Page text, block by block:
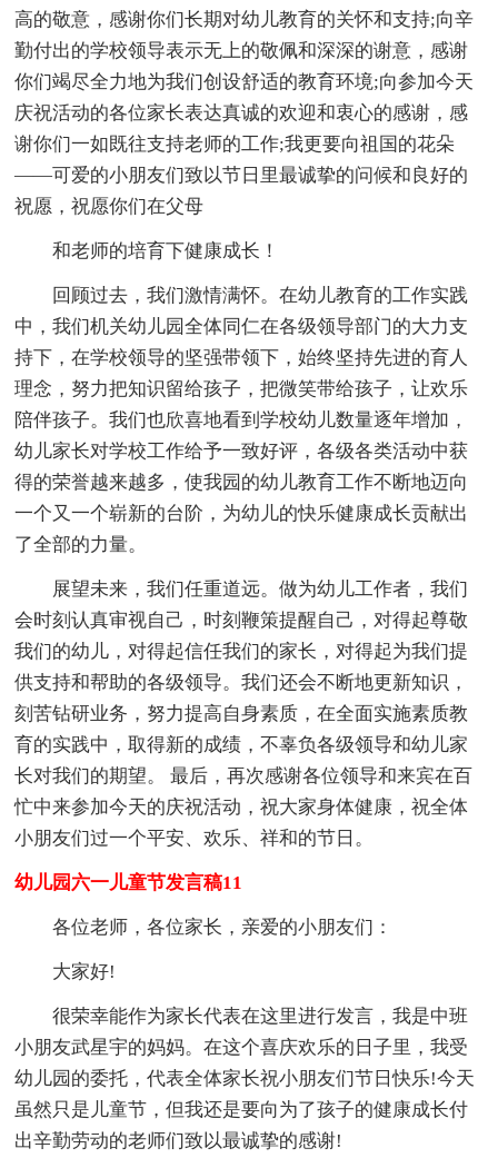
高的敬意，感谢你们长期对幼儿教育的关怀和支持;向辛
勤付出的学校领导表示无上的敬佩和深深的谢意，感谢
你们竭尽全力地为我们创设舒适的教育环境;向参加今天
庆祝活动的各位家长表达真诚的欢迎和衷心的感谢，感
谢你们一如既往支持老师的工作;我更要向祖国的花朵
——可爱的小朋友们致以节日里最诚挚的问候和良好的
祝愿，祝愿你们在父母
和老师的培育下健康成长！
回顾过去，我们激情满怀。在幼儿教育的工作实践
中，我们机关幼儿园全体同仁在各级领导部门的大力支
持下，在学校领导的坚强带领下，始终坚持先进的育人
理念，努力把知识留给孩子，把微笑带给孩子，让欢乐
陪伴孩子。我们也欣喜地看到学校幼儿数量逐年增加，
幼儿家长对学校工作给予一致好评，各级各类活动中获
得的荣誉越来越多，使我园的幼儿教育工作不断地迈向
一个又一个崭新的台阶，为幼儿的快乐健康成长贡献出
了全部的力量。
展望未来，我们任重道远。做为幼儿工作者，我们
会时刻认真审视自己，时刻鞭策提醒自己，对得起尊敬
我们的幼儿，对得起信任我们的家长，对得起为我们提
供支持和帮助的各级领导。我们还会不断地更新知识，
刻苦钻研业务，努力提高自身素质，在全面实施素质教
育的实践中，取得新的成绩，不辜负各级领导和幼儿家
长对我们的期望。 最后，再次感谢各位领导和来宾在百
忙中来参加今天的庆祝活动，祝大家身体健康，祝全体
小朋友们过一个平安、欢乐、祥和的节日。
幼儿园六一儿童节发言稿11
各位老师，各位家长，亲爱的小朋友们：
大家好!
很荣幸能作为家长代表在这里进行发言，我是中班
小朋友武星宇的妈妈。在这个喜庆欢乐的日子里，我受
幼儿园的委托，代表全体家长祝小朋友们节日快乐!今天
虽然只是儿童节，但我还是要向为了孩子的健康成长付
出辛勤劳动的老师们致以最诚挚的感谢!